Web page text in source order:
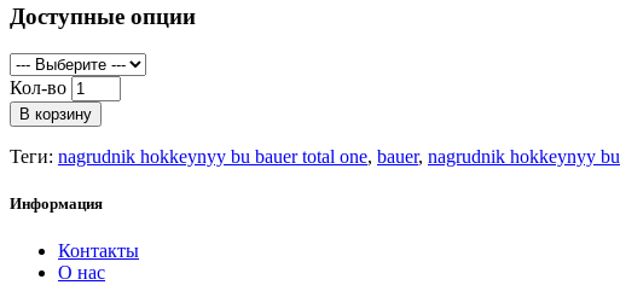
Доступные опции
Кол-во
В корзину
Теги: nagrudnik hokkeynyy bu bauer total one, bauer, nagrudnik hokkeynyy bu
Информация
Контакты
О нас